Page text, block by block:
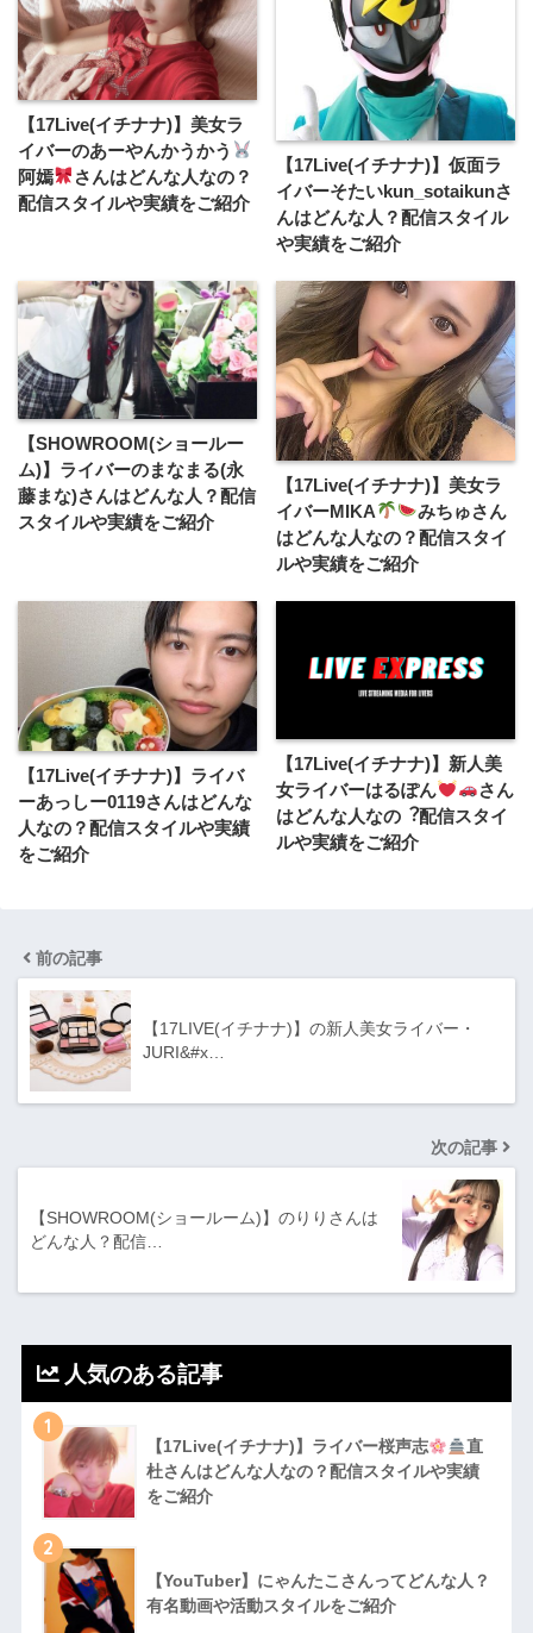
【17Live(イチナナ)】美女ラ
イバーのあーやんかうかう
阿嫣
さんはどんな人なの？
配信スタイルや実績をご紹介
【17Live(イチナナ)】仮面ラ
イバーそたいkun_sotaikunさ
んはどんな人？配信スタイル
や実績をご紹介
【SHOWROOM(ショールー
ム)】ライバーのまなまる(永
藤まな)さんはどんな人？配信
スタイルや実績をご紹介
【17Live(イチナナ)】美女ラ
イバーMIKA
みちゅさん
はどんな人なの？配信スタイ
ルや実績をご紹介
【17Live(イチナナ)】ライバ
ーあっしー0119さんはどんな
人なの？配信スタイルや実績
をご紹介
【17Live(イチナナ)】新人美
女ライバーはるぽん
さん
はどんな人なの︖配信スタイ
ルや実績をご紹介
前の記事
【17LIVE(イチナナ)】の新人美女ライバー・
JURI&#x…
次の記事
【SHOWROOM(ショールーム)】のりりさんは
どんな人？配信…
人気のある記事
1
【17Live(イチナナ)】ライバー桜声志
直
杜さんはどんな人なの？配信スタイルや実績
をご紹介
2
【YouTuber】にゃんたこさんってどんな⼈？
有名動画や活動スタイルをご紹介